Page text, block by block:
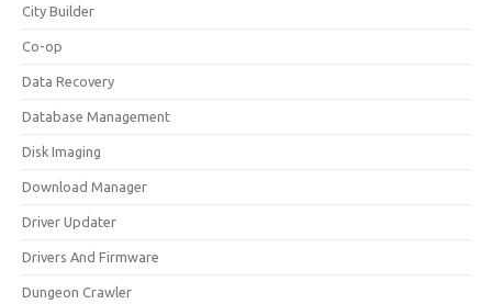
City Builder
Co-op
Data Recovery
Database Management
Disk Imaging
Download Manager
Driver Updater
Drivers And Firmware
Dungeon Crawler